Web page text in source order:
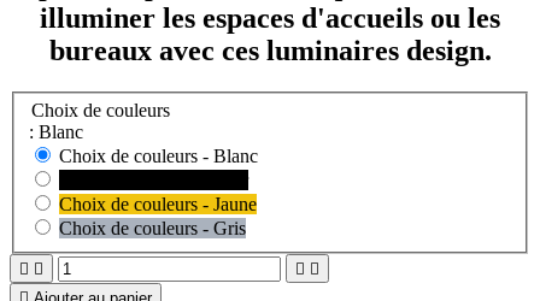
illuminer les espaces d'accueils ou les
bureaux avec ces luminaires design.
Choix de couleurs
: Blanc
Choix de couleurs - Blanc
Choix de couleurs - Jaune
Choix de couleurs - Gris
   